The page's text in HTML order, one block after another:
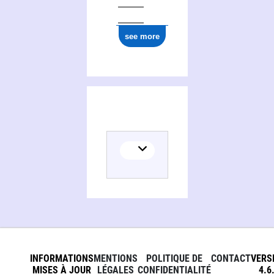
see more
INFORMATIONS
MISES À JOUR
MENTIONS
LÉGALES
POLITIQUE DE
CONFIDENTIALITÉ
CONTACT